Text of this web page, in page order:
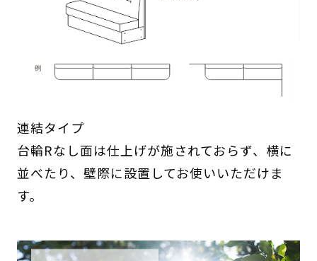
連結タイプ
台輪Rなし面は仕上げが施されておらず、横に
並べたり、壁際に設置してお使いいただけま
す。